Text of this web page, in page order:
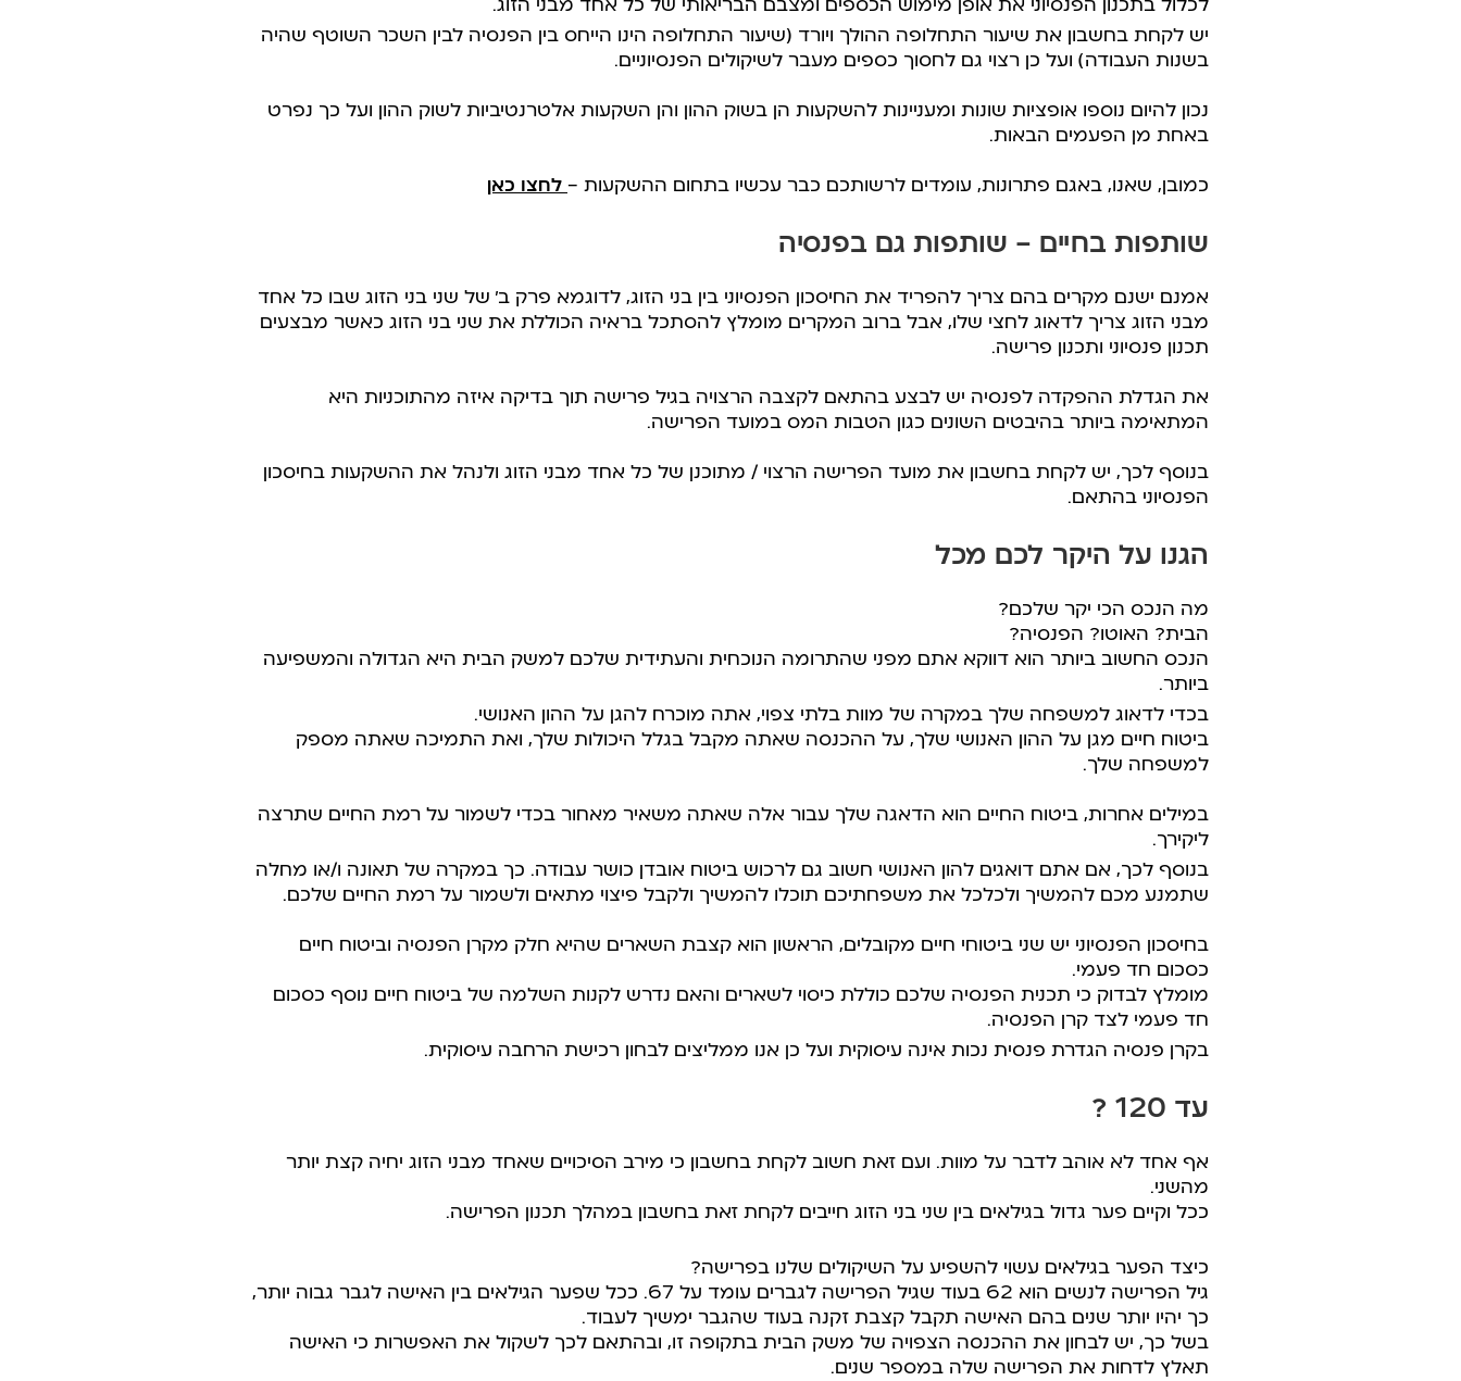
לכלול בתכנון הפנסיוני את אופן מימוש הכספים ומצבם הבריאותי של כל אחד מבני הזוג.
יש לקחת בחשבון את שיעור התחלופה ההולך ויורד (שיעור התחלופה הינו הייחס בין הפנסיה לבין השכר השוטף שהיה
בשנות העבודה) ועל כן רצוי גם לחסוך כספים מעבר לשיקולים הפנסיוניים.
נכון להיום נוספו אופציות שונות ומעניינות להשקעות הן בשוק ההון והן השקעות אלטרנטיביות לשוק ההון ועל כך נפרט
באחת מן הפעמים הבאות.
כמובן, שאנו, באגם פתרונות, עומדים לרשותכם כבר עכשיו בתחום ההשקעות – לחצו כאן
שותפות בחיים – שותפות גם בפנסיה
אמנם ישנם מקרים בהם צריך להפריד את החיסכון הפנסיוני בין בני הזוג, לדוגמא פרק ב’ של שני בני הזוג שבו כל אחד
מבני הזוג צריך לדאוג לחצי שלו, אבל ברוב המקרים מומלץ להסתכל בראיה הכוללת את שני בני הזוג כאשר מבצעים
תכנון פנסיוני ותכנון פרישה.
את הגדלת ההפקדה לפנסיה יש לבצע בהתאם לקצבה הרצויה בגיל פרישה תוך בדיקה איזה מהתוכניות היא
המתאימה ביותר בהיבטים השונים כגון הטבות המס במועד הפרישה.
בנוסף לכך, יש לקחת בחשבון את מועד הפרישה הרצוי / מתוכנן של כל אחד מבני הזוג ולנהל את ההשקעות בחיסכון
הפנסיוני בהתאם.
הגנו על היקר לכם מכל
מה הנכס הכי יקר שלכם?
הבית? האוטו? הפנסיה?
הנכס החשוב ביותר הוא דווקא אתם מפני שהתרומה הנוכחית והעתידית שלכם למשק הבית היא הגדולה והמשפיעה
ביותר.
בכדי לדאוג למשפחה שלך במקרה של מוות בלתי צפוי, אתה מוכרח להגן על ההון האנושי.
ביטוח חיים מגן על ההון האנושי שלך, על ההכנסה שאתה מקבל בגלל היכולות שלך, ואת התמיכה שאתה מספק
למשפחה שלך.
במילים אחרות, ביטוח החיים הוא הדאגה שלך עבור אלה שאתה משאיר מאחור בכדי לשמור על רמת החיים שתרצה
ליקירך.
בנוסף לכך, אם אתם דואגים להון האנושי חשוב גם לרכוש ביטוח אובדן כושר עבודה. כך במקרה של תאונה ו/או מחלה
שתמנע מכם להמשיך ולכלכל את משפחתיכם תוכלו להמשיך ולקבל פיצוי מתאים ולשמור על רמת החיים שלכם.
בחיסכון הפנסיוני יש שני ביטוחי חיים מקובלים, הראשון הוא קצבת השארים שהיא חלק מקרן הפנסיה וביטוח חיים
כסכום חד פעמי.
מומלץ לבדוק כי תכנית הפנסיה שלכם כוללת כיסוי לשארים והאם נדרש לקנות השלמה של ביטוח חיים נוסף כסכום
חד פעמי לצד קרן הפנסיה.
בקרן פנסיה הגדרת פנסית נכות אינה עיסוקית ועל כן אנו ממליצים לבחון רכישת הרחבה עיסוקית.
עד 120 ?
אף אחד לא אוהב לדבר על מוות. ועם זאת חשוב לקחת בחשבון כי מירב הסיכויים שאחד מבני הזוג יחיה קצת יותר
מהשני.
ככל וקיים פער גדול בגילאים בין שני בני הזוג חייבים לקחת זאת בחשבון במהלך תכנון הפרישה.
כיצד הפער בגילאים עשוי להשפיע על השיקולים שלנו בפרישה?
גיל הפרישה לנשים הוא 62 בעוד שגיל הפרישה לגברים עומד על 67. ככל שפער הגילאים בין האישה לגבר גבוה יותר,
כך יהיו יותר שנים בהם האישה תקבל קצבת זקנה בעוד שהגבר ימשיך לעבוד.
בשל כך, יש לבחון את ההכנסה הצפויה של משק הבית בתקופה זו, ובהתאם לכך לשקול את האפשרות כי האישה
תאלץ לדחות את הפרישה שלה במספר שנים.